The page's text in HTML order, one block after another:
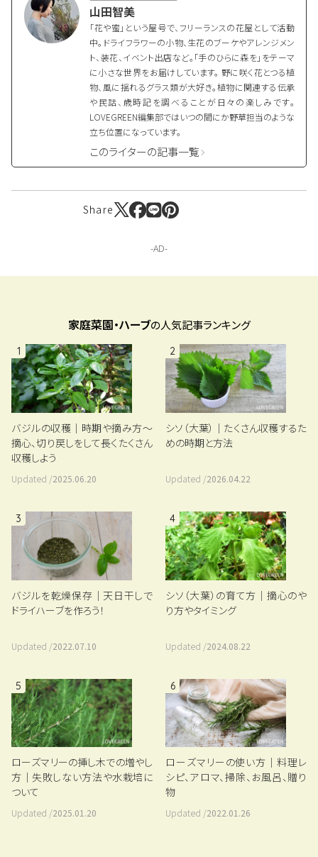
山田智美
「花や蜜」という屋号で、フリーランスの花屋として活動
中。ドライフラワーの小物、生花のブーケやアレンジメン
ト、装花、イベント出店など。「手のひらに森を」をテーマ
に小さな世界をお届けしています。 野に咲く花とつる植
物、風に揺れるグラス類が大好き。植物に関連する伝承
や民話、歳時記を調べることが日々の楽しみです。
LOVEGREEN編集部ではいつの間にか野草担当のような
立ち位置になっています。
このライターの記事一覧
Share
家庭菜園・ハーブの人気記事ランキング
1
バジルの収穫｜時期や摘み方～
摘心、切り戻しをして長くたくさん
収穫しよう
Updated /2025.06.20
2
シソ（大葉）｜たくさん収穫するた
めの時期と方法
Updated /2026.04.22
3
バジルを乾燥保存｜天日干しで
ドライハーブを作ろう！
Updated /2022.07.10
4
シソ（大葉）の育て方｜摘心のや
り方やタイミング
Updated /2024.08.22
5
ローズマリーの挿し木での増やし
方｜失敗しない方法や水栽培に
ついて
Updated /2025.01.20
6
ローズマリーの使い方｜料理レ
シピ、アロマ、掃除、お風呂、贈り
物
Updated /2022.01.26